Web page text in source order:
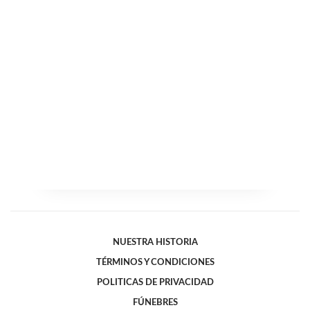
NUESTRA HISTORIA
TÉRMINOS Y CONDICIONES
POLITICAS DE PRIVACIDAD
FÚNEBRES